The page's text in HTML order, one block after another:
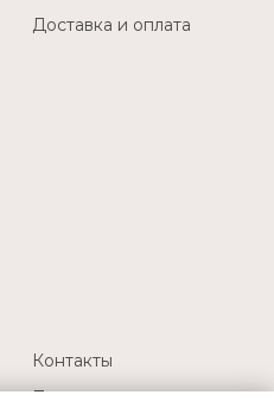
Доставка и оплата
Контакты
Политика